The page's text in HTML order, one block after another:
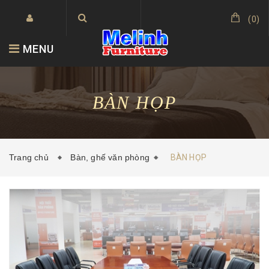
(0)
MENU
BÀN HỌP
Trang chủ Bàn, ghế văn phòng BÀN HỌP